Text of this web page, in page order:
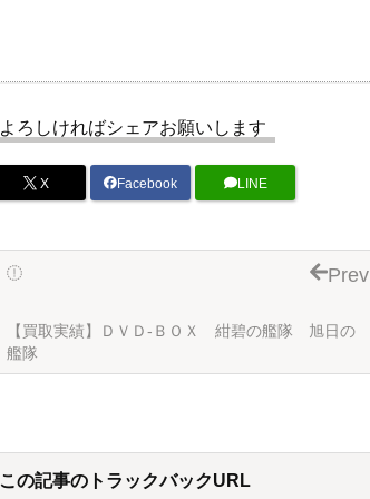
よろしければシェアお願いします
X Facebook LINE
【買取実績】ＤＶＤ-ＢＯＸ 紺碧の艦隊 旭日の
艦隊
Prev
この記事のトラックバックURL